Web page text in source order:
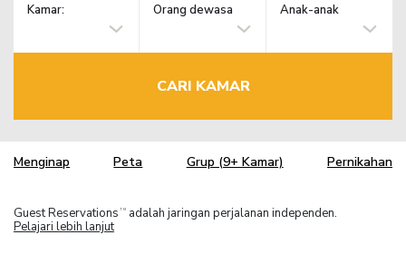
Kamar: Orang dewasa Anak-anak
CARI KAMAR
Menginap Peta Grup (9+ Kamar) Pernikahan
Guest Reservations TM
adalah jaringan perjalanan independen.
Pelajari lebih lanjut